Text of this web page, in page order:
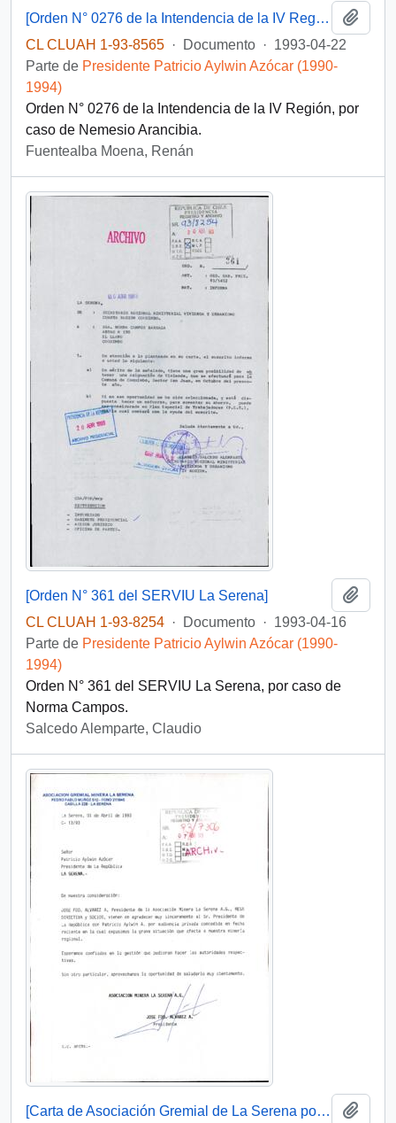
[Orden N° 0276 de la Intendencia de la IV Región]
CL CLUAH 1-93-8565 · Documento · 1993-04-22
Parte de Presidente Patricio Aylwin Azócar (1990-
1994)
Orden N° 0276 de la Intendencia de la IV Región, por
caso de Nemesio Arancibia.
Fuentealba Moena, Renán
[Orden N° 361 del SERVIU La Serena]
CL CLUAH 1-93-8254 · Documento · 1993-04-16
Parte de Presidente Patricio Aylwin Azócar (1990-
1994)
Orden N° 361 del SERVIU La Serena, por caso de
Norma Campos.
Salcedo Alemparte, Claudio
[Carta de Asociación Gremial de La Serena por agradecimiento de solicitud de audiencia]